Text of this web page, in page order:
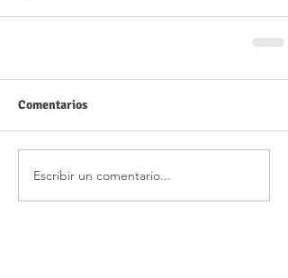
Comentarios
Escribir un comentario...